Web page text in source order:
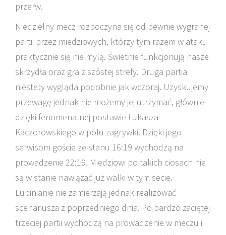
przerw.
Niedzielny mecz rozpoczyna się od pewnie wygranej
partii przez miedziowych, którzy tym razem w ataku
praktycznie się nie mylą. Świetnie funkcjonują nasze
skrzydła oraz gra z szóstej strefy. Druga partia
niestety wygląda podobnie jak wczoraj. Uzyskujemy
przewagę jednak nie możemy jej utrzymać, głównie
dzięki fenomenalnej postawie Łukasza
Kaczorowskiego w polu zagrywki. Dzięki jego
serwisom goście ze stanu 16:19 wychodzą na
prowadzenie 22:19. Miedziowi po takich ciosach nie
są w stanie nawiązać już walki w tym secie.
Lubinianie nie zamierzają jednak realizować
scenariusza z poprzedniego dnia. Po bardzo zaciętej
trzeciej partii wychodzą na prowadzenie w meczu i